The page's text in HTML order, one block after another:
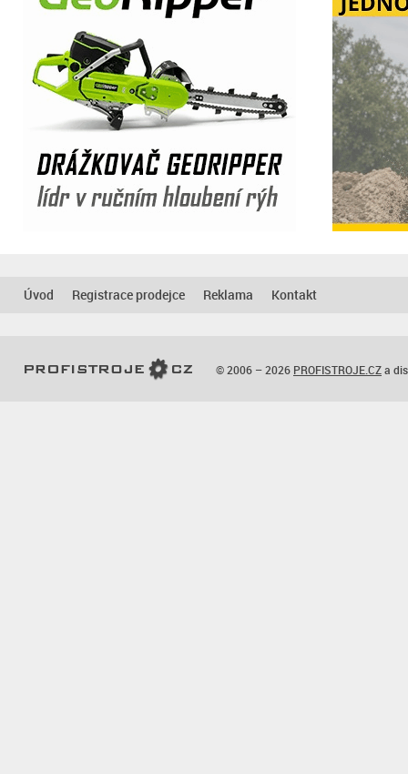
Úvod Registrace prodejce Reklama Kontakt
© 2006 – 2026 PROFISTROJE.CZa